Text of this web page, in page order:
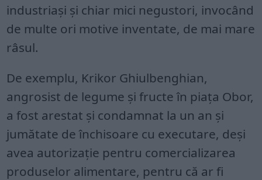
industriași și chiar mici negustori, invocând
de multe ori motive inventate, de mai mare
râsul.
De exemplu, Krikor Ghiulbenghian,
angrosist de legume și fructe în piața Obor,
a fost arestat și condamnat la un an și
jumătate de închisoare cu executare, deși
avea autorizație pentru comercializarea
produselor alimentare, pentru că ar fi